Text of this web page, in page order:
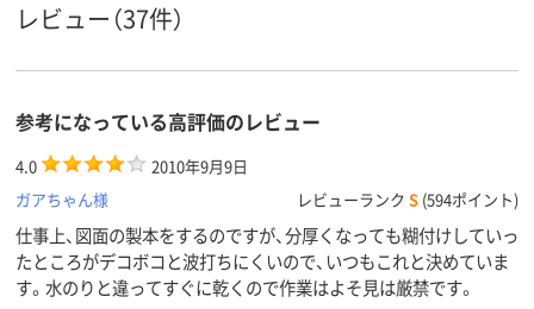
レビュー（37件）
参考になっている高評価のレビュー
4.0
2010年9月9日
ガアちゃん様
レビューランク S (594ポイント)
仕事上、図面の製本をするのですが、分厚くなっても糊付けしていっ
たところがデコボコと波打ちにくいので、いつもこれと決めていま
す。水のりと違ってすぐに乾くので作業はよそ見は厳禁です。